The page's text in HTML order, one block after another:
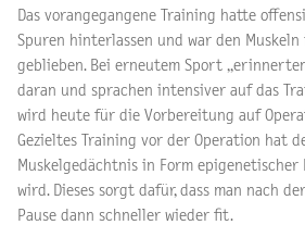
Das vorangegangene Training hatte
Spuren hinterlassen und war den Muskeln
geblieben. Bei erneutem Sport
daran und sprachen intensiver auf das
wird heute für die Vorbereitung auf
Gezieltes Training vor der Operation hat
Muskelgedächtnis in Form
wird. Dieses sorgt dafür, dass man nach
Pause dann schneller wieder fit.